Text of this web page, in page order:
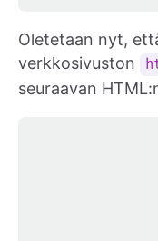
Oletetaan nyt,
verkkosivuston
seuraavan